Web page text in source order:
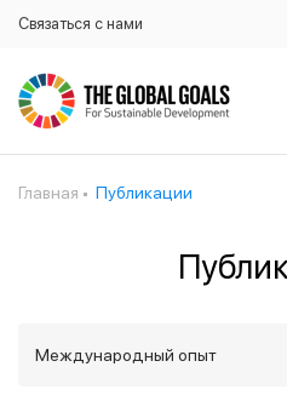
Связаться с нами
Главная Публикации
Международный опыт